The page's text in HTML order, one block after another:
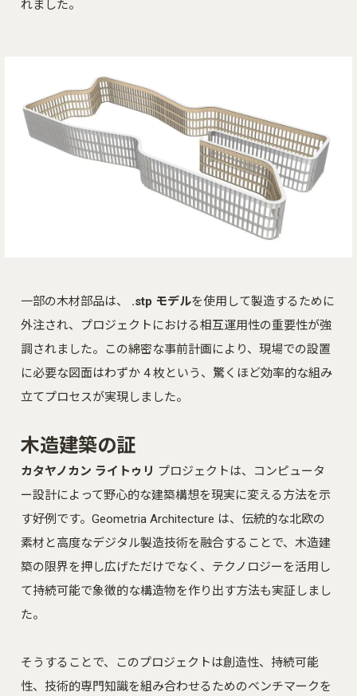
れました。
一部の木材部品は、 .stp モデルを使用して製造するために
外注され、プロジェクトにおける相互運用性の重要性が強
調されました。この綿密な事前計画により、現場での設置
に必要な図面はわずか 4 枚という、驚くほど効率的な組み
立てプロセスが実現しました。
木造建築の証
カタヤノカン ライトゥリ プロジェクトは、コンピュータ
ー設計によって野心的な建築構想を現実に変える方法を示
す好例です。Geometria Architecture は、伝統的な北欧の
素材と高度なデジタル製造技術を融合することで、木造建
築の限界を押し広げただけでなく、テクノロジーを活用し
て持続可能で象徴的な構造物を作り出す方法も実証しまし
た。
そうすることで、このプロジェクトは創造性、持続可能
性、技術的専門知識を組み合わせるためのベンチマークを